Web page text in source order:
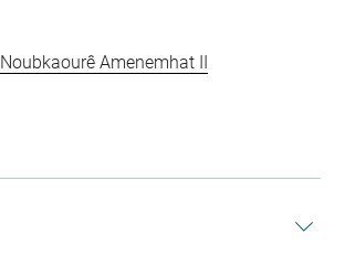
Noubkaourê Amenemhat II